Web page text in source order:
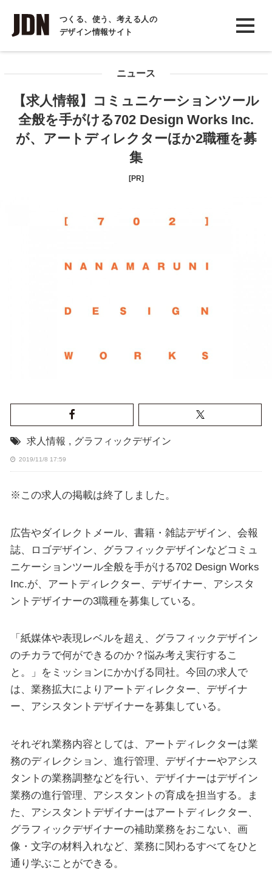
つくる、使う、考える人の
デザイン情報サイト
INTERVIEW
インタビュー
COLUMN
コラム
ニュース
【求人情報】コミュニケーションツール
全般を手がける702 Design Works Inc.
が、アートディレクターほか2職種を募
集
[PR]
求人情報 , グラフィックデザイン
2019/11/8 17:59
※この求人の掲載は終了しました。
広告やダイレクトメール、書籍・雑誌デザイン、会報
誌、ロゴデザイン、グラフィックデザインなどコミュ
ニケーションツール全般を手がける702 Design Works
Inc.が、アートディレクター、デザイナー、アシスタ
ントデザイナーの3職種を募集している。
「紙媒体や表現レベルを超え、グラフィックデザイン
のチカラで何ができるのか？悩み考え実行するこ
と。」をミッションにかかげる同社。今回の求人で
は、業務拡大によりアートディレクター、デザイナ
ー、アシスタントデザイナーを募集している。
それぞれ業務内容としては、アートディレクターは業
務のディレクション、進行管理、デザイナーやアシス
タントの業務調整などを行い、デザイナーはデザイン
業務の進行管理、アシスタントの育成を担当する。ま
た、アシスタントデザイナーはアートディレクター、
グラフィックデザイナーの補助業務をおこない、画
像・文字の材料入れなど、業務に関わるすべてをひと
通り学ぶことができる。